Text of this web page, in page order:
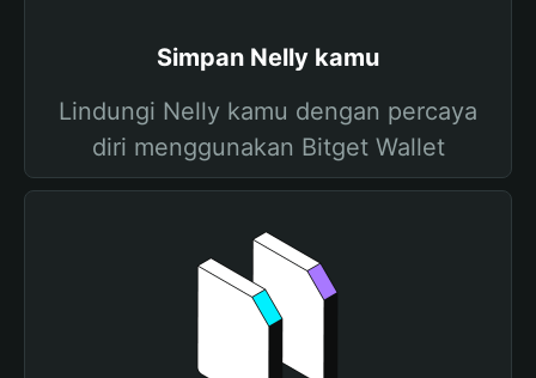
Simpan Nelly kamu
Lindungi Nelly kamu dengan percaya
diri menggunakan Bitget Wallet